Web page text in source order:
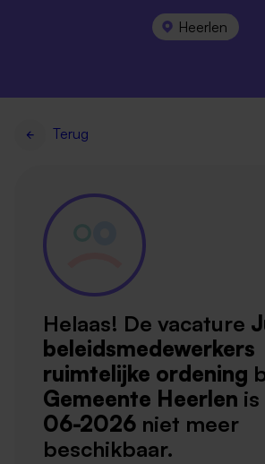
Heerlen
Terug
Helaas! De vacature
beleidsmedewerkers
ruimtelijke ordening
Gemeente Heerlen is
06-2026 niet meer
beschikbaar.